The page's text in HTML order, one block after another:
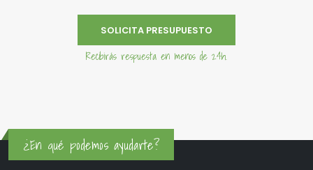
SOLICITA PRESUPUESTO
Recibirás respuesta en menos de 24h.
¿En qué podemos ayudarte?